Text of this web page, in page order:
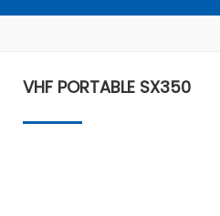
VHF PORTABLE SX350